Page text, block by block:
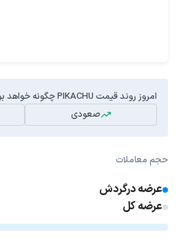
امروز روند قیمت PIKACHU چگونه خواهد بود؟
صعودی
حجم معاملات
عرضه درگردش
عرضه کل